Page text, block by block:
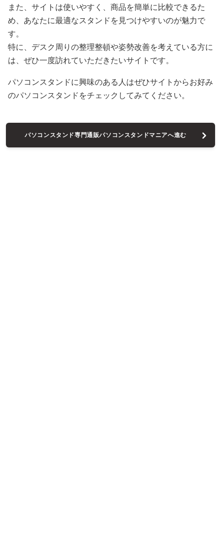
また、サイトは使いやすく、商品を簡単に比較できるた
め、あなたに最適なスタンドを見つけやすいのが魅力で
す。
特に、デスク周りの整理整頓や姿勢改善を考えている方に
は、ぜひ一度訪れていただきたいサイトです。
パソコンスタンドに興味のある人はぜひサイトからお好み
のパソコンスタンドをチェックしてみてください。
パソコンスタンド専門通販パソコンスタンドマニアへ進む